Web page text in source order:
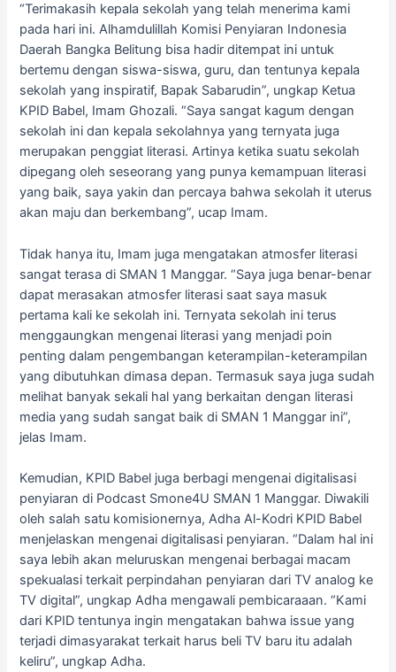
“Terimakasih kepala sekolah yang telah menerima kami
pada hari ini. Alhamdulillah Komisi Penyiaran Indonesia
Daerah Bangka Belitung bisa hadir ditempat ini untuk
bertemu dengan siswa-siswa, guru, dan tentunya kepala
sekolah yang inspiratif, Bapak Sabarudin”, ungkap Ketua
KPID Babel, Imam Ghozali. “Saya sangat kagum dengan
sekolah ini dan kepala sekolahnya yang ternyata juga
merupakan penggiat literasi. Artinya ketika suatu sekolah
dipegang oleh seseorang yang punya kemampuan literasi
yang baik, saya yakin dan percaya bahwa sekolah it uterus
akan maju dan berkembang”, ucap Imam.
Tidak hanya itu, Imam juga mengatakan atmosfer literasi
sangat terasa di SMAN 1 Manggar. “Saya juga benar-benar
dapat merasakan atmosfer literasi saat saya masuk
pertama kali ke sekolah ini. Ternyata sekolah ini terus
menggaungkan mengenai literasi yang menjadi poin
penting dalam pengembangan keterampilan-keterampilan
yang dibutuhkan dimasa depan. Termasuk saya juga sudah
melihat banyak sekali hal yang berkaitan dengan literasi
media yang sudah sangat baik di SMAN 1 Manggar ini”,
jelas Imam.
Kemudian, KPID Babel juga berbagi mengenai digitalisasi
penyiaran di Podcast Smone4U SMAN 1 Manggar. Diwakili
oleh salah satu komisionernya, Adha Al-Kodri KPID Babel
menjelaskan mengenai digitalisasi penyiaran. “Dalam hal ini
saya lebih akan meluruskan mengenai berbagai macam
spekualasi terkait perpindahan penyiaran dari TV analog ke
TV digital”, ungkap Adha mengawali pembicaraaan. “Kami
dari KPID tentunya ingin mengatakan bahwa issue yang
terjadi dimasyarakat terkait harus beli TV baru itu adalah
keliru”, ungkap Adha.